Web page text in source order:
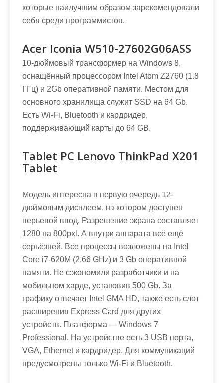
которые наилучшим образом зарекомендовали
себя среди программистов.
Acer Iconia W510-27602G06ASS
10-дюймовый трансформер на Windows 8,
оснащённый процессором Intel Atom Z2760 (1.8
ГГц) и 2Gb оперативной памяти. Местом для
основного хранилища служит SSD на 64 Gb.
Есть Wi-Fi, Bluetooth и кардридер,
поддерживающий карты до 64 GB.
Tablet PC Lenovo ThinkPad X201
Tablet
Модель интересна в первую очередь 12-
дюймовым дисплеем, на котором доступен
перьевой ввод. Разрешение экрана составляет
1280 на 800pxl. А внутри аппарата всё ещё
серьёзней. Все процессы возложены на Intel
Core i7-620M (2,66 GHz) и 3 Gb оперативной
памяти. Не сэкономили разработчики и на
мобильном харде, установив 500 Gb. За
графику отвечает Intel GMA HD, также есть слот
расширения Express Card для других
устройств. Платформа — Windows 7
Professional. На устройстве есть 3 USB порта,
VGA, Ethernet и кардридер. Для коммуникаций
предусмотрены только Wi-Fi и Bluetooth.